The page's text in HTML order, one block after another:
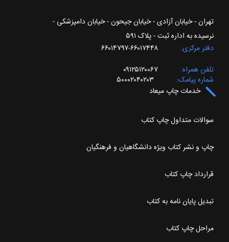
تهران - خیابان آزادی - خیابان جیحون - خیابان دامپزشکی -
نرسیده به اداره ثبت - پلاک ۵۹۱
دفتر مرکزی
۶۶۰۱۷۴۴۸-۶۶۰۱۴۷۹۷
تلفن همراه
۰۹۱۲۵۱۲۰۰۶۷
شماره پیامک
۵۰۰۰۲۰۴۰۲۰۳
خدمات چاپ میعاد
سوالات متداول چاپ کتاب
چاپ و نشر کتاب ویژه دانشگاهیان و فرهنگیان
قرارداد چاپ کتاب
تبدیل پایان نامه به کتاب
مراحل چاپ کتاب